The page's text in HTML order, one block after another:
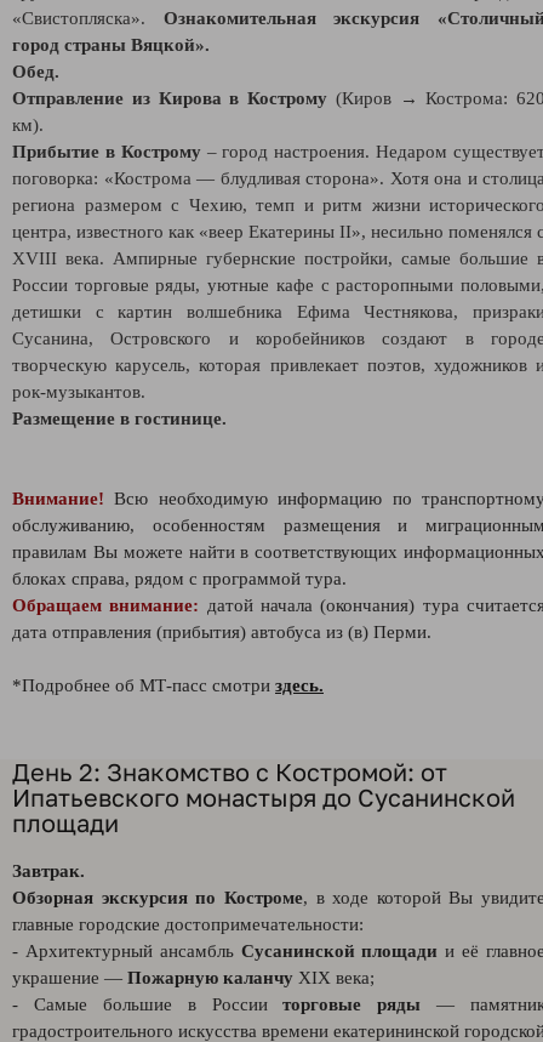
«Свистопляска». Ознакомительная экскурсия
город страны Вяцкой».
Обед.
Отправление из Кирова в Кострому (Киров → Кострома:
км).
Прибытие в Кострому– город настроения. Недаром
поговорка: «Кострома — блудливая сторона». Хотя она и
региона размером с Чехию, темп и ритм жизни
центра, известного как «веер Екатерины II», несильно поменялся
XVIII века. Ампирные губернские постройки, самые большие
России торговые ряды, уютные кафе с расторопными
детишки с картин волшебника Ефима Честнякова,
Сусанина, Островского и коробейников создают в
творческую карусель, которая привлекает поэтов, художников
рок-музыкантов.
Размещение в гостинице.
Внимание! Всю необходимую информацию по
обслуживанию, особенностям размещения и
правилам Вы можете найти в соответствующих
блоках справа, рядом с программой тура.
Обращаем внимание: датой начала (окончания) тура
дата отправления (прибытия) автобуса из (в) Перми.
*Подробнее об МТ-пасс смотри здесь.
День 2: Знакомство с Костромой: от
Ипатьевского монастыря до Сусанинской
площади
Завтрак.
Обзорная экскурсия по Костроме, в ходе которой Вы
главные городские достопримечательности:
- Архитектурный ансамбль Сусанинской площади и её
украшение — Пожарную каланчу XIX века;
- Самые большие в Россииторговые ряды —
градостроительного искусства времени екатерининской